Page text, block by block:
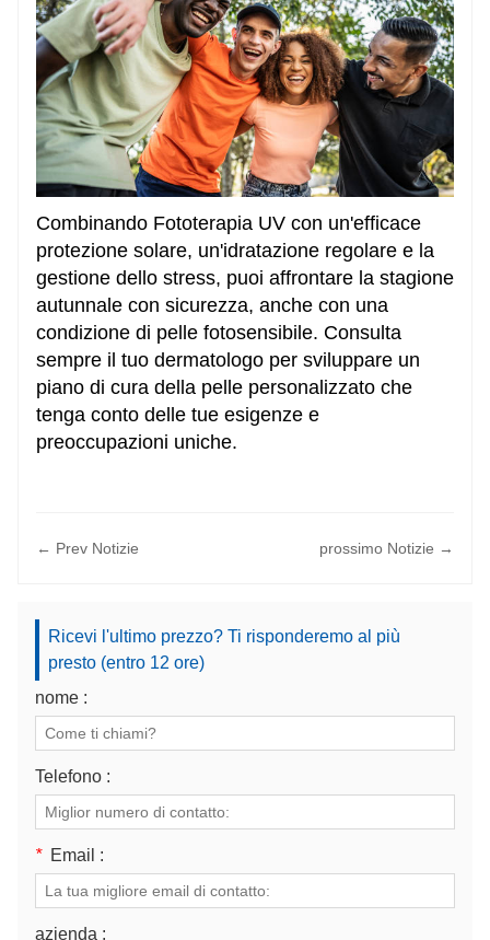
Combinando Fototerapia UV con un'efficace
protezione solare, un'idratazione regolare e la
gestione dello stress, puoi affrontare la stagione
autunnale con sicurezza, anche con una
condizione di pelle fotosensibile. Consulta
sempre il tuo dermatologo per sviluppare un
piano di cura della pelle personalizzato che
tenga conto delle tue esigenze e
preoccupazioni uniche.
← Prev Notizie prossimo Notizie →
Ricevi l'ultimo prezzo? Ti risponderemo al più
presto (entro 12 ore)
nome :
Telefono :
* Email :
azienda :